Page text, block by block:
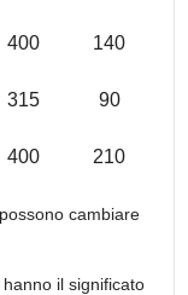
400 140
315 90
400 210
cambiare
il significato